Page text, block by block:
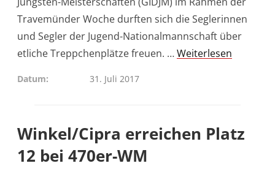
Travemünder Woche durften sich die Seglerinnen
und Segler der Jugend-Nationalmannschaft über
etliche Treppchenplätze freuen. …Weiterlesen
Datum 31. Juli 2017
Winkel/Cipra erreichen Platz
12 bei 470er-WM